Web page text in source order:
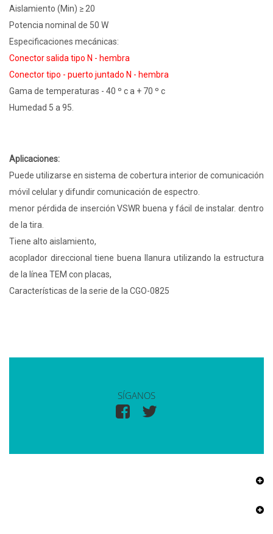
Aislamiento (Min) ≥ 20
Potencia nominal de 50 W
Especificaciones mecánicas:
Conector salida tipo N - hembra
Conector tipo - puerto juntado N - hembra
Gama de temperaturas - 40 º c a + 70 º c
Humedad 5 a 95.
Aplicaciones:
Puede utilizarse en sistema de cobertura interior de comunicación
móvil celular y difundir comunicación de espectro.
menor pérdida de inserción VSWR buena y fácil de instalar. dentro
de la tira.
Tiene alto aislamiento,
acoplador direccional tiene buena llanura utilizando la estructura
de la línea TEM con placas,
Características de la serie de la CGO-0825
SÍGANOS